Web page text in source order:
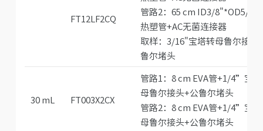
FT12LF2CQ
管路2：65 cm ID3/8"*OD5/
热塑管+AC无菌连接器
取样：3/16"宝塔转母鲁尔接头
鲁尔堵头
30 mL FT003X2CX
管路1：8 cm EVA管+1/4”宝
母鲁尔接头+公鲁尔堵头
管路2：8 cm EVA管+1/4”宝
母鲁尔接头+公鲁尔堵头